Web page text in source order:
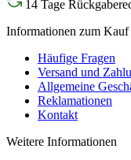
14 Tage
Informationen zum Kauf
Häufige Fragen
Versand und
Allgemeine
Reklamationen
Kontakt
Weitere Informationen